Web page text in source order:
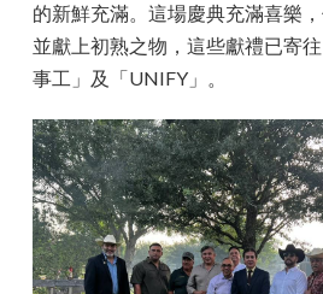
的新鮮充滿。這場慶典充滿喜樂
並獻上初熟之物，這些獻禮已寄
事工」及「UNIFY」。